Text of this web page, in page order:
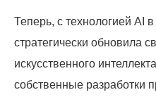
Теперь, с технологией AI
стратегически обновила
искусственного
собственные разработки